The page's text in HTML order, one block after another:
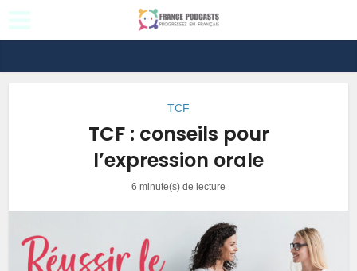
TCF
TCF : conseils pour
l’expression orale
6 minute(s) de lecture